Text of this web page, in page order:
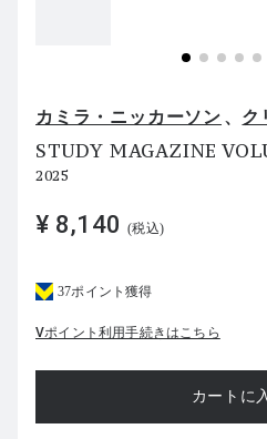
カミラ・ニッカーソン ク
STUDY MAGAZINE
2025
¥ 8,140 (税込)
37ポイント獲得
Vポイント利用手続きはこちら